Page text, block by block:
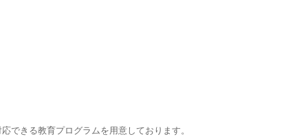
できる教育プログラムを用意しております。